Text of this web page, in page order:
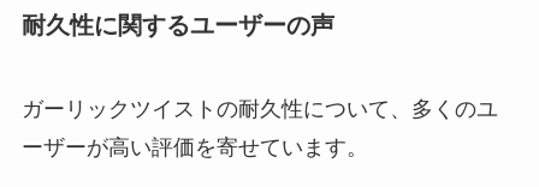
耐久性に関するユーザーの声
ガーリックツイストの耐久性について、多くのユ
ーザーが高い評価を寄せています。